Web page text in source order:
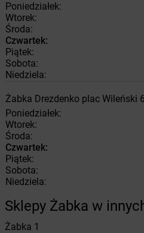
Poniedziałek:
Wtorek:
Środa:
Czwartek:
Piątek:
Sobota:
Niedziela:
Żabka Drezdenko plac Wileński 6
Poniedziałek:
Wtorek:
Środa:
Czwartek:
Piątek:
Sobota:
Niedziela:
Sklepy Żabka w
Żabka 1